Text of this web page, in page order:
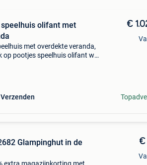
olifant met
met overdekte veranda,
op pootjes speelhuis olifant wie
€
Glampinghut in de
€